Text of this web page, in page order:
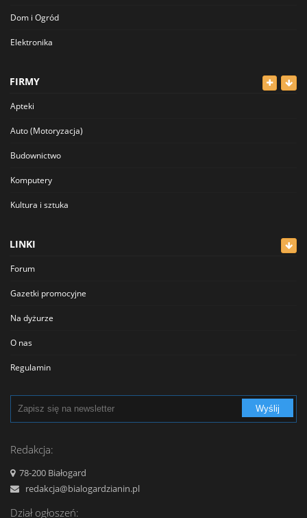
Dom i Ogród
Elektronika
FIRMY
Apteki
Auto (Motoryzacja)
Budownictwo
Komputery
Kultura i sztuka
Turystyka - Wypoczynek
Usługi
Zabytki, Obiekty
LINKI
Forum
Gazetki promocyjne
Na dyżurze
O nas
Regulamin
Cennik
Wyślij
Redakcja:
78-200 Białogard
redakcja@bialogardzianin.pl
Dział ogłoszeń: